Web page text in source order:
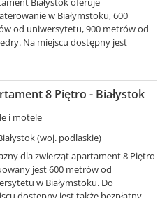
w Białymstoku, 600
od uniwersytetu, 900 metrów od
Na miejscu dostępny jest
8 Piętro - Białystok
i motele
(woj. podlaskie)
dla zwierząt apartament 8 Piętro
jest 600 metrów od
w Białymstoku. Do